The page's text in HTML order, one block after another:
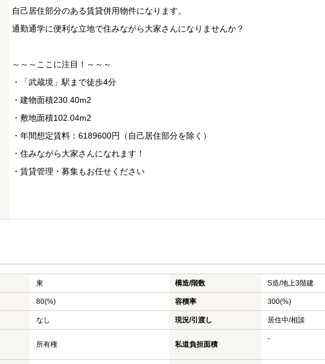
自己居住部分のある賃貸併用物件になります。
通勤通学に便利な立地で住みながら大家さんになりませんか？
～～～ここに注目！～～～
・「武蔵境」駅まで徒歩4分
・建物面積230.40m2
・敷地面積102.04m2
・年間想定賃料：6189600円（自己居住部分を除く）
・住みながら大家さんになれます！
・賃貸管理・募集もお任せください
東 構造/階数 S造/地上3階建
80(%) 容積率 300(%)
なし 現況/引渡し 居住中/相談
所有権 私道負担面積
-